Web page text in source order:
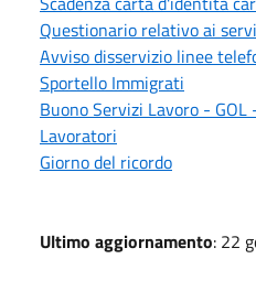
Questionario relativo ai
Avviso disservizio linee
Sportello Immigrati
Buono Servizi Lavoro -
Lavoratori
Giorno del ricordo
Ultimo aggiornamento: 22